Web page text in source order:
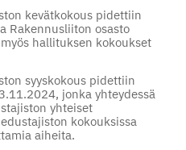
kevätkokous pidettiin
Rakennusliiton osasto
hallituksen kokoukset
syyskokous pidettiin
jonka yhteydessä
yhteiset
kokouksissa
aiheita.